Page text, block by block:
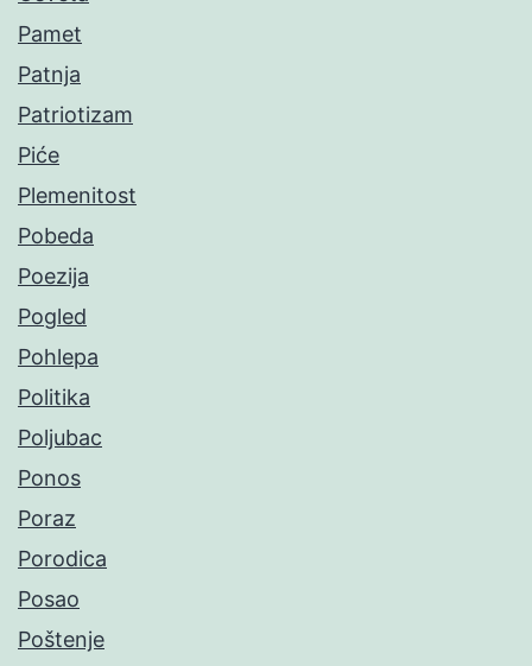
Pamet
Patnja
Patriotizam
Piće
Plemenitost
Pobeda
Poezija
Pogled
Pohlepa
Politika
Poljubac
Ponos
Poraz
Porodica
Posao
Poštenje